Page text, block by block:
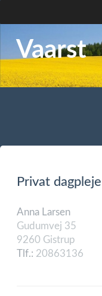
Vaarst
Privat dagpleje
Anna Larsen
Gudumvej 35
9260 Gistrup
Tlf.: 20863136